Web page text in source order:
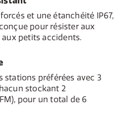
et une étanchéité IP67,
pour résister aux
petits accidents.
stations préférées avec 3
stockant 2
pour un total de 6